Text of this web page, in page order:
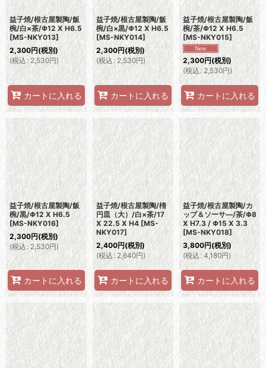
益子焼/根古屋製陶/飯
椀/白×茶/Φ12 X H6.5
[MS-NKY013]
2,300円(税別)
(税込 : 2,530円)
カートに入れる
益子焼/根古屋製陶/飯
椀/白×黒/Φ12 X H6.5
[MS-NKY014]
2,300円(税別)
(税込 : 2,530円)
カートに入れる
益子焼/根古屋製陶/飯
椀/茶/Φ12 X H6.5
[MS-NKY015]
2,300円(税別)
(税込: 2,530円)
カートに入れる
益子焼/根古屋製陶/飯
椀/黒/Φ12 X H6.5
[MS-NKY016]
2,300円(税別)
(税込: 2,530円)
カートに入れる
益子焼/根古屋製陶/楕
円皿（大）/白×茶/17
X 22.5 X H4 [MS-
NKY017]
2,400円(税別)
(税込 : 2,640円)
カートに入れる
益子焼/根古屋製陶/カ
ップ＆ソーサ―/茶/Φ8
X H7.3 / Φ15 X 3.3
[MS-NKY018]
3,800円(税別)
(税込: 4,180円)
カートに入れる